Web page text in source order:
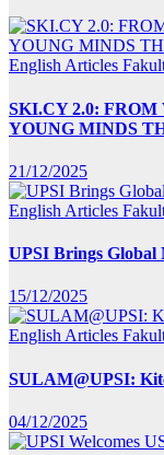
English Articles
SKI.CY 2.0:
YOUNG MINDS
21/12/2025
English Articles
UPSI Brings Global
15/12/2025
English Articles
SULAM@UPSI:
04/12/2025